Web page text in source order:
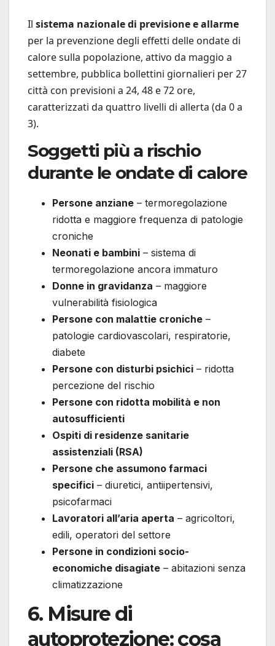
Il sistema nazionale di previsione e allarme
per la prevenzione degli effetti delle ondate di
calore sulla popolazione, attivo da maggio a
settembre, pubblica bollettini giornalieri per 27
città con previsioni a 24, 48 e 72 ore,
caratterizzati da quattro livelli di allerta (da 0 a
3).
Soggetti più a rischio
durante le ondate di calore
Persone anziane – termoregolazione
ridotta e maggiore frequenza di patologie
croniche
Neonati e bambini – sistema di
termoregolazione ancora immaturo
Donne in gravidanza – maggiore
vulnerabilità fisiologica
Persone con malattie croniche –
patologie cardiovascolari, respiratorie,
diabete
Persone con disturbi psichici – ridotta
percezione del rischio
Persone con ridotta mobilità e non
autosufficienti
Ospiti di residenze sanitarie
assistenziali (RSA)
Persone che assumono farmaci
specifici – diuretici, antiipertensivi,
psicofarmaci
Lavoratori all’aria aperta – agricoltori,
edili, operatori del settore
Persone in condizioni socio-
economiche disagiate – abitazioni senza
climatizzazione
6. Misure di
autoprotezione: cosa